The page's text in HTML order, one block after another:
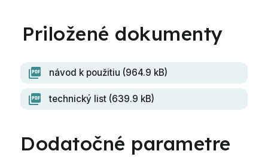
návod k použitiu (964.9 kB)
technický list (639.9 kB)
Dodatočné parametre